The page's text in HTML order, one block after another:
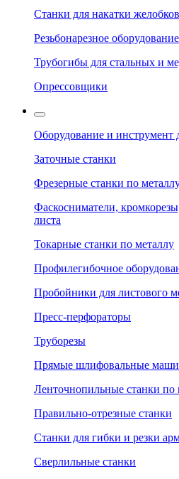
Станки для накатки желобков
Резьбонарезное оборудование
Трубогибы для стальных и
Опрессовщики
Оборудование и инструмент
Заточные станки
Фрезерные станки по
Фаскосниматели,
листа
Токарные станки по металлу
Профилегибочное
Пробойники для листового
Пресс-перфораторы
Труборезы
Прямые шлифовальные
Ленточнопильные станки по
Правильно-отрезные станки
Станки для гибки и резки
Сверлильные станки